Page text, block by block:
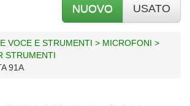
NUOVO USATO
VOCE E STRUMENTI > MICROFONI >
STRUMENTI
91A